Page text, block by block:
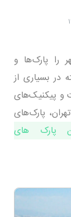
را پارک‌ها و
در بسیاری از
و پیکنیک‌های
پارک‌های
پارک های